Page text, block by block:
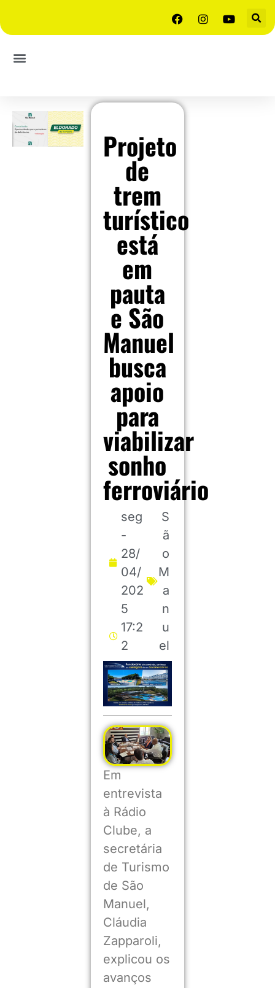
Projeto
de
trem
turístico
está
em
pauta
e São
Manuel
busca
apoio
para
viabilizar
sonho
ferroviário
seg
-
28/
04/
202
5
17:2
2
S
ã
o
M
a
n
u
el
Em
entrevista
à Rádio
Clube, a
secretária
de Turismo
de São
Manuel,
Cláudia
Zapparoli,
explicou os
avanços